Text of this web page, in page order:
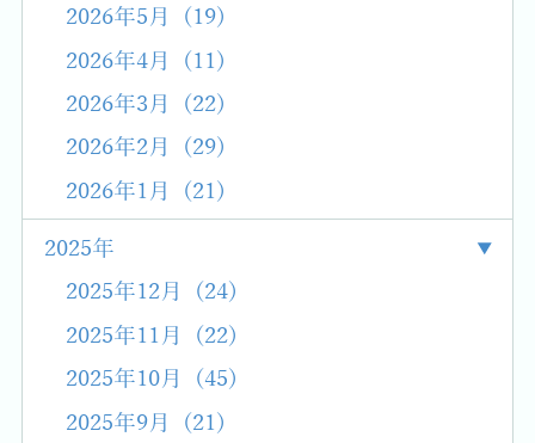
2026年5月 (19)
2026年4月 (11)
2026年3月 (22)
2026年2月 (29)
2026年1月 (21)
2025年
2025年12月 (24)
2025年11月 (22)
2025年10月 (45)
2025年9月 (21)